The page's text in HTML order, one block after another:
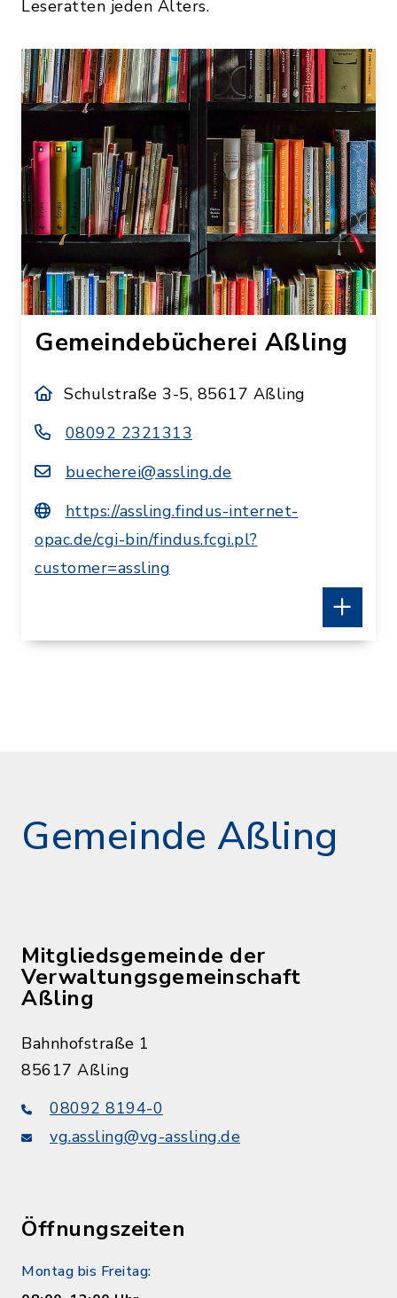
Leseratten jeden Alters.
Gemeindebücherei Aßling
Schulstraße 3-5, 85617 Aßling
08092 2321313
buecherei@assling.de
https://assling.findus-internet-
opac.de/cgi-bin/findus.fcgi.pl?
customer=assling
Gemeinde Aßling
Mitgliedsgemeinde der
Verwaltungsgemeinschaft
Aßling
Bahnhofstraße 1
85617 Aßling
08092 8194-0
vg.assling@vg-assling.de
Öffnungszeiten
Montag bis Freitag: